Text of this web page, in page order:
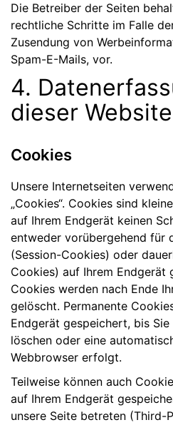
Die Betreiber der Seiten
rechtliche Schritte im Falle
Zusendung von
Spam-E-Mails, vor.
4.
dieser Website
Cookies
Unsere Internetseiten
„Cookies“. Cookies sind
auf Ihrem Endgerät keinen
entweder vorübergehend für
(Session-Cookies) oder
Cookies) auf Ihrem Endgerät
Cookies werden nach Ende
gelöscht. Permanente
Endgerät gespeichert, bis
löschen oder eine
Webbrowser erfolgt.
Teilweise können auch
auf Ihrem Endgerät
unsere Seite betreten (Third-